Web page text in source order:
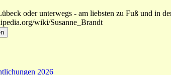
oder unterwegs - am liebsten zu Fuß und in
wiki/Susanne_Brandt
2026